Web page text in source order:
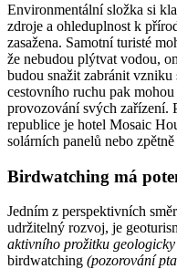
Environmentální složka si
zdroje a ohleduplnost k
zasažena. Samotní turisté
že nebudou plýtvat vodou,
budou snažit zabránit
cestovního ruchu pak
provozování svých zařízení.
republice je hotel Mosaic
solárních panelů nebo
Birdwatching má
Jedním z perspektivních
udržitelný rozvoj, je
aktivního prožitku
birdwatching (pozorování